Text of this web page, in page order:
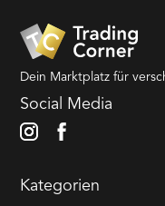
Dein Marktplatz für
Social Media
Kategorien